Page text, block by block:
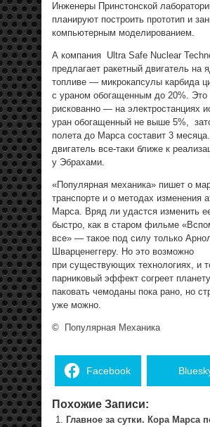
Инженеры Принстонской
планируют построить прототип и
компьютерным моделированием.
А компания Ultra Safe Nuclear
предлагает ракетный двигатель на
топливе — микрокапсулы карбида
с ураном обогащенным до 20%. Это
рискованно — на электростанциях
уран обогащенный не выше 5%,
полета до Марса составит 3
двигатель все-таки ближе к
у Эбрахами.
«Популярная механика» пишет о
транспорте и о методах изменения
Марса. Вряд ли удастся изменить
быстро, как в старом фильме
все» — такое под силу только
Шварценеггеру. Но это возможно
при существующих технологиях, и
парниковый эффект согреет
паковать чемоданы пока рано, но
уже можно.
© Популярная Механика
Facebook
Похожие Записи:
Главное за сутки. Кора Марса